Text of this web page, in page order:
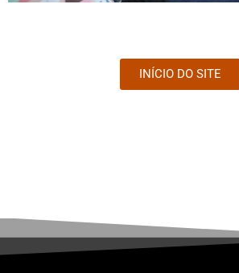
INÍCIO DO SITE